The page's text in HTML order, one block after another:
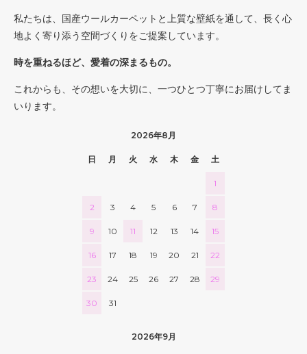
私たちは、国産ウールカーペットと上質な壁紙を通して、長く心
地よく寄り添う空間づくりをご提案しています。
時を重ねるほど、愛着の深まるもの。
これからも、その想いを大切に、一つひとつ丁寧にお届けしてま
いります。
2026年8月
日 月 火 水 木 金 土
1
2 3 4 5 6 7 8
9 10 11 12 13 14 15
16 17 18 19 20 21 22
23 24 25 26 27 28 29
30 31
2026年9月